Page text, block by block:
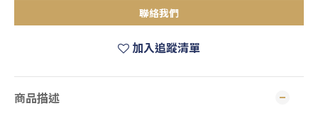
聯絡我們
加入追蹤清單
商品描述